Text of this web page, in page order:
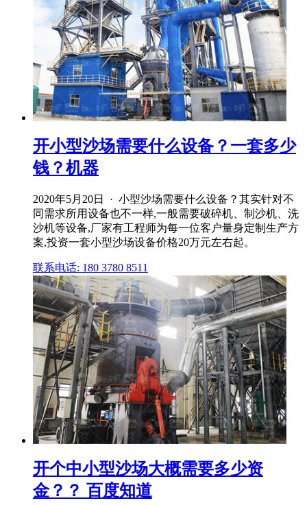
开小型沙场需要什么设备？一套多少
钱？机器
2020年5月20日 · 小型沙场需要什么设备？其实针对不
同需求所用设备也不一样,一般需要破碎机、制沙机、洗
沙机等设备,厂家有工程师为每一位客户量身定制生产方
案,投资一套小型沙场设备价格20万元左右起。
联系电话: 180 3780 8511
开个中小型沙场大概需要多少资
金？？ 百度知道